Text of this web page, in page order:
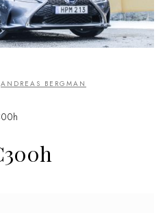
ANDREAS BERGMAN